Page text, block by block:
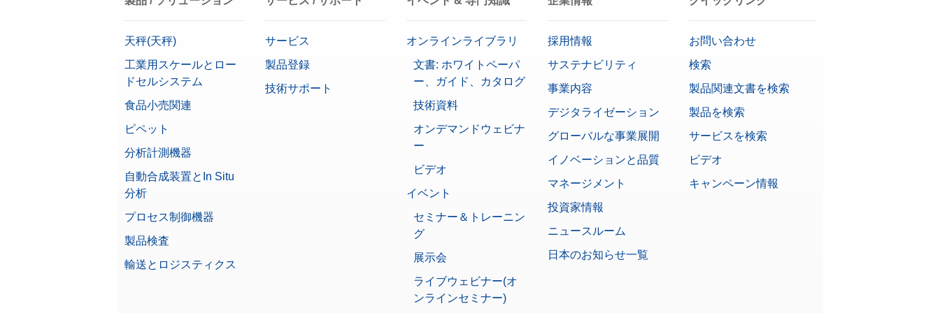
計量皿寸法 (幅x奥) 78 mm x 73 mm
直線性± 0.1 mg
292 mm x 195 mm x 485 mm
コンプライアンス・オプション
ログ履歴 (21 CFR Part 11準拠)
ログ履歴（基本メタデータ）
特定計量器 いいえ
分析天秤
計量周辺機器
計量用帯電防止ソリューション
天秤(天秤)
工業用スケールとロー
ドセルシステム
食品小売関連
ピペット
分析計測機器
自動合成装置とIn Situ
分析
プロセス制御機器
製品検査
輸送とロジスティクス
サービス
製品登録
技術サポート
オンラインライブラリ
文書: ホワイトペーパ
ー、ガイド、カタログ
技術資料
オンデマンドウェビナ
ー
ビデオ
イベント
セミナー＆トレーニン
グ
展示会
ライブウェビナー(オ
ンラインセミナー)
採用情報
サステナビリティ
事業内容
デジタライゼーション
グローバルな事業展開
イノベーションと品質
マネージメント
投資家情報
ニュースルーム
日本のお知らせ一覧
お問い合わせ
検索
製品関連文書を検索
製品を検索
サービスを検索
ビデオ
キャンペーン情報